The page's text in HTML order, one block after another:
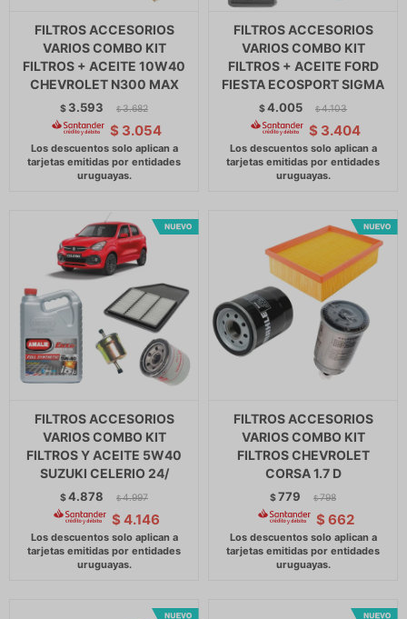
FILTROS ACCESORIOS
VARIOS COMBO KIT
FILTROS + ACEITE 10W40
CHEVROLET N300 MAX
$ 3.593 $ 3.682
$ 3.054
FILTROS ACCESORIOS
VARIOS COMBO KIT
FILTROS + ACEITE FORD
FIESTA ECOSPORT SIGMA
$4.005 $ 4.103
$ 3.404
FILTROS ACCESORIOS
VARIOS COMBO KIT
FILTROS Y ACEITE 5W40
SUZUKI CELERIO 24/
$4.878 $ 4.997
$ 4.146
FILTROS ACCESORIOS
VARIOS COMBO KIT
FILTROS CHEVROLET
CORSA 1.7 D
$779 $ 798
$ 662